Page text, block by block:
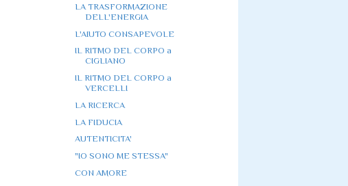
LA TRASFORMAZIONE
DELL'ENERGIA
L'AIUTO CONSAPEVOLE
IL RITMO DEL CORPO a
CIGLIANO
IL RITMO DEL CORPO a
VERCELLI
LA RICERCA
LA FIDUCIA
AUTENTICITA'
"IO SONO ME STESSA"
CON AMORE